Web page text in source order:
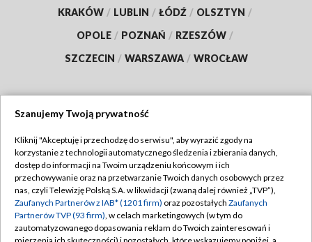
KRAKÓW / LUBLIN / ŁÓDŹ / OLSZTYN /
OPOLE / POZNAŃ / RZESZÓW /
SZCZECIN / WARSZAWA / WROCŁAW
TVP
Abonament TVP
Emisja w TVP
Centrum informacji TVP
Regulamin TVP
Polityka prywatności
Moje zgody
Szanujemy Twoją prywatność
Kliknij "Akceptuję i przechodzę do serwisu", aby wyrazić zgody na
korzystanie z technologii automatycznego śledzenia i zbierania danych,
dostęp do informacji na Twoim urządzeniu końcowym i ich
przechowywanie oraz na przetwarzanie Twoich danych osobowych przez
nas, czyli Telewizję Polską S.A. w likwidacji (zwaną dalej również „TVP”),
Zaufanych Partnerów z IAB* (1201 firm) oraz pozostałych Zaufanych
Partnerów TVP (93 firm), w celach marketingowych (w tym do
zautomatyzowanego dopasowania reklam do Twoich zainteresowań i